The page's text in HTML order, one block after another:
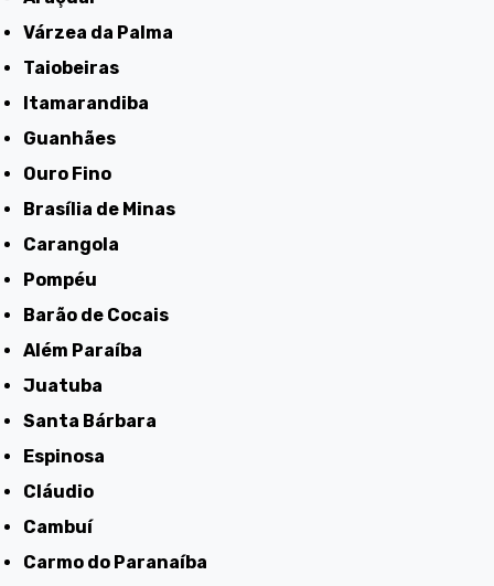
Várzea da Palma
Taiobeiras
Itamarandiba
Guanhães
Ouro Fino
Brasília de Minas
Carangola
Pompéu
Barão de Cocais
Além Paraíba
Juatuba
Santa Bárbara
Espinosa
Cláudio
Cambuí
Carmo do Paranaíba